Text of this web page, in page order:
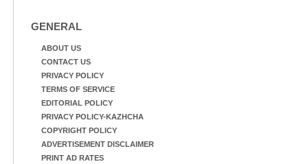
GENERAL
ABOUT US
CONTACT US
PRIVACY POLICY
TERMS OF SERVICE
EDITORIAL POLICY
PRIVACY POLICY-KAZHCHA
COPYRIGHT POLICY
ADVERTISEMENT DISCLAIMER
PRINT AD RATES